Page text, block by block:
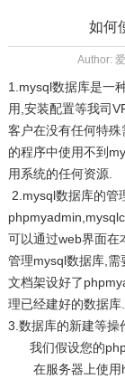
如何
Author:
1.mysql数据库是一
用,安装配置等我司
客户在没有任何特
的程序中使用不到
用系统的任何资源.
2.mysql数据库的管
可以通过web界面在
管理mysql数据库,需
文档架设好了
理已经建好的数据库.
3.数据库的新建等操
我们假设您的
在服务器上使用